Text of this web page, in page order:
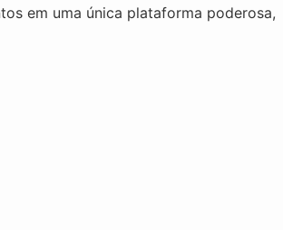
em uma única plataforma poderosa,